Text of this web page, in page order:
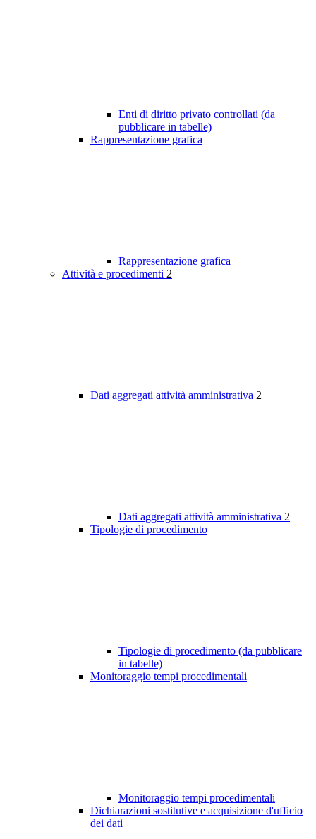
Enti di diritto privato controllati (da
pubblicare in tabelle)
Rappresentazione grafica
Rappresentazione grafica
Attività e procedimenti 2
Dati aggregati attività amministrativa 2
Dati aggregati attività amministrativa 2
Tipologie di procedimento
Tipologie di procedimento (da pubblicare
in tabelle)
Monitoraggio tempi procedimentali
Monitoraggio tempi procedimentali
Dichiarazioni sostitutive e acquisizione d'ufficio
dei dati